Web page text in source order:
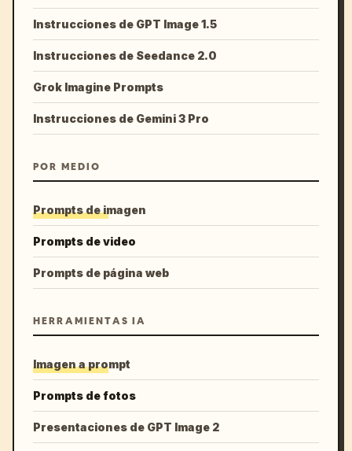
Instrucciones de GPT Image 1.5
Instrucciones de Seedance 2.0
Grok Imagine Prompts
Instrucciones de Gemini 3 Pro
POR MEDIO
Prompts de imagen
Prompts de video
Prompts de página web
HERRAMIENTAS IA
Imagen a prompt
Prompts de fotos
Presentaciones de GPT Image 2